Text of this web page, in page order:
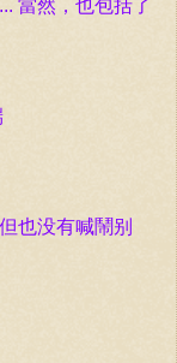
當然，也包括了
也没有喊鬧别